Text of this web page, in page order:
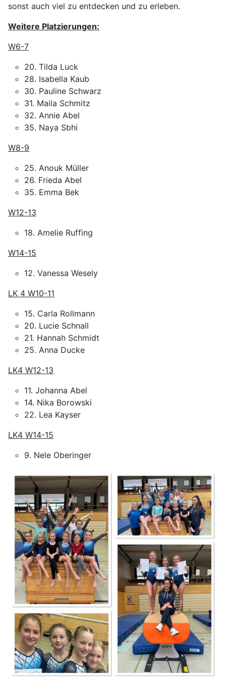
sonst auch viel zu entdecken und zu erleben.
Weitere Platzierungen:
W6-7
20. Tilda Luck
28. Isabella Kaub
30. Pauline Schwarz
31. Maila Schmitz
32. Annie Abel
35. Naya Sbhi
W8-9
25. Anouk Müller
26. Frieda Abel
35. Emma Bek
W12-13
18. Amelie Ruffing
W14-15
12. Vanessa Wesely
LK 4 W10-11
15. Carla Rollmann
20. Lucie Schnall
21. Hannah Schmidt
25. Anna Ducke
LK4 W12-13
11. Johanna Abel
14. Nika Borowski
22. Lea Kayser
LK4 W14-15
9. Nele Oberinger